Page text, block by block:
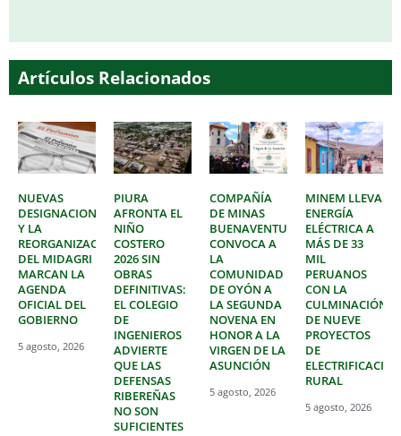
Artículos Relacionados
NUEVAS
DESIGNACIONES
Y LA
REORGANIZACIÓN
DEL MIDAGRI
MARCAN LA
AGENDA
OFICIAL DEL
GOBIERNO
5 agosto, 2026
PIURA
AFRONTA EL
NIÑO
COSTERO
2026 SIN
OBRAS
DEFINITIVAS:
EL COLEGIO
DE
INGENIEROS
ADVIERTE
QUE LAS
DEFENSAS
RIBEREÑAS
NO SON
SUFICIENTES
COMPAÑÍA
DE MINAS
BUENAVENTURA
CONVOCA A
LA
COMUNIDAD
DE OYÓN A
LA SEGUNDA
NOVENA EN
HONOR A LA
VIRGEN DE LA
ASUNCIÓN
5 agosto, 2026
MINEM LLEVA
ENERGÍA
ELÉCTRICA A
MÁS DE 33
MIL
PERUANOS
CON LA
CULMINACIÓN
DE NUEVE
PROYECTOS
DE
ELECTRIFICACIÓN
RURAL
5 agosto, 2026